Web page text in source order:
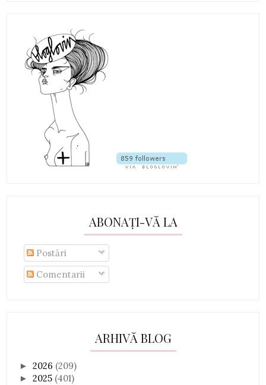
ABONAȚI-VĂ LA
Postări
Comentarii
ARHIVĂ BLOG
►2026 (209)
►2025 (401)